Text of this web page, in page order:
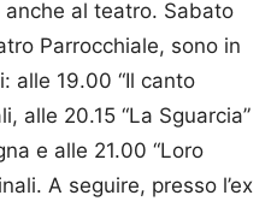
al teatro. Sabato
Parrocchiale, sono in
alle 19.00 “Il canto
alle 20.15 “La Sguarcia”
e alle 21.00 “Loro
A seguire, presso l’ex